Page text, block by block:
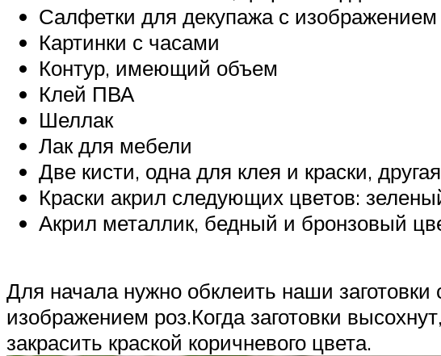
Салфетки для декупажа с
Картинки с часами
Контур, имеющий объем
Клей ПВА
Шеллак
Лак для мебели
Две кисти, одна для клея и краски,
Краски акрил следующих цветов:
Акрил металлик, бедный и бронзовый
Для начала нужно обклеить наши
изображением роз.Когда заготовки
закрасить краской коричневого цвета.